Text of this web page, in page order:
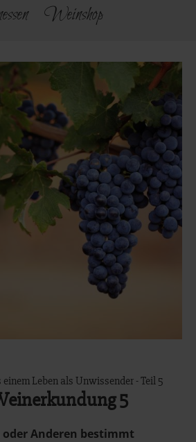
Weinshop
einem Leben als Unwissender - Teil 5
5
oder Anderen bestimmt